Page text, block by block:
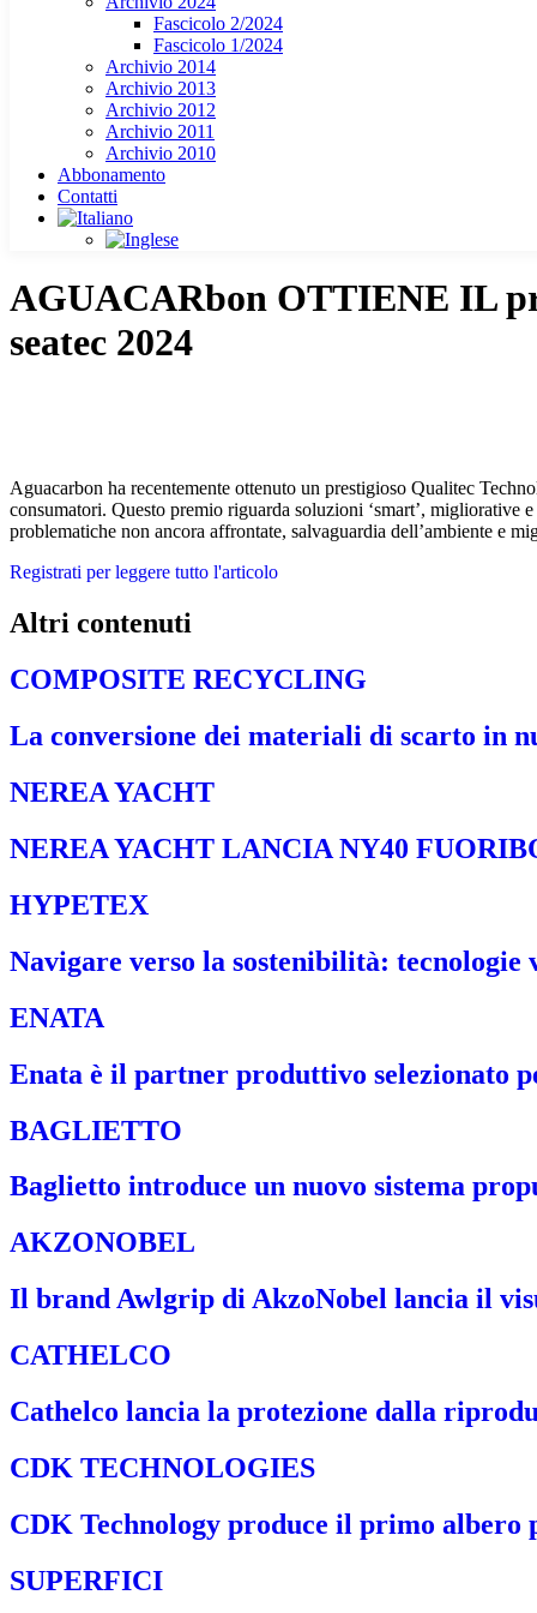
Fascicolo 2/2024
Fascicolo 1/2024
Archivio 2014
Archivio 2013
Archivio 2012
Archivio 2011
Archivio 2010
Abbonamento
Contatti
AGUACARbon OTTIENE IL
seatec 2024
Aguacarbon ha recentemente ottenuto un prestigioso Qualitec
consumatori. Questo premio riguarda soluzioni ‘smart’,
problematiche non ancora affrontate, salvaguardia dell’ambiente e
Registrati per leggere tutto l'articolo
Altri contenuti
COMPOSITE RECYCLING
La conversione dei materiali di scarto in
NEREA YACHT
NEREA YACHT LANCIA NY40
HYPETEX
Navigare verso la sostenibilità: tecnologie
ENATA
Enata è il partner produttivo selezionato
BAGLIETTO
Baglietto introduce un nuovo sistema
AKZONOBEL
Il brand Awlgrip di AkzoNobel lancia il
CATHELCO
Cathelco lancia la protezione dalla
CDK TECHNOLOGIES
CDK Technology produce il primo albero
SUPERFICI